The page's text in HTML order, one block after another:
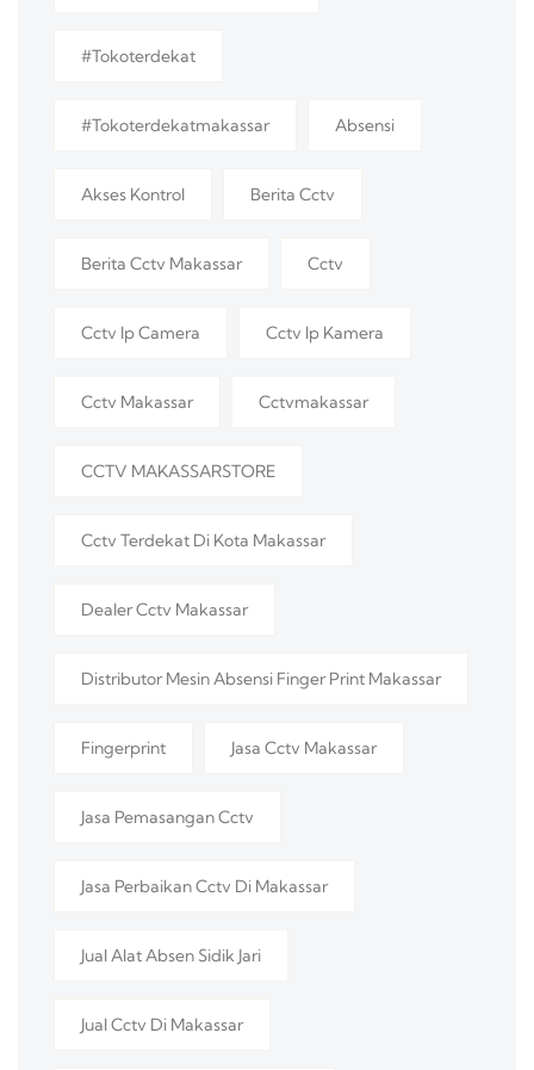
#tokoterdekat
#tokoterdekatmakassar Absensi
Akses Kontrol Berita Cctv
Berita Cctv Makassar Cctv
Cctv Ip Camera Cctv Ip Kamera
Cctv Makassar Cctvmakassar
CCTV MAKASSARSTORE
Cctv Terdekat Di Kota Makassar
Dealer Cctv Makassar
Distributor Mesin Absensi Finger Print Makassar
Fingerprint Jasa Cctv Makassar
Jasa Pemasangan Cctv
Jasa Perbaikan Cctv Di Makassar
Jual Alat Absen Sidik Jari
Jual Cctv Di Makassar